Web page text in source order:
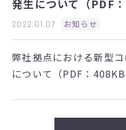
発生について（PDF
2022.01.07 お知らせ
弊社拠点における新型
について（PDF：408KB